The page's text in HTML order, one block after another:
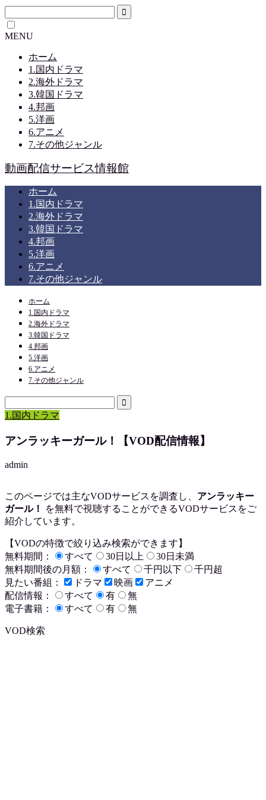
MENU
ホーム
1.国内ドラマ
2.海外ドラマ
3.韓国ドラマ
4.邦画
5.洋画
6.アニメ
7.その他ジャンル
動画配信サービス情報館
ホーム
1.国内ドラマ
2.海外ドラマ
3.韓国ドラマ
4.邦画
5.洋画
6.アニメ
7.その他ジャンル
ホーム
1.国内ドラマ
2.海外ドラマ
3.韓国ドラマ
4.邦画
5.洋画
6.アニメ
7.その他ジャンル
1.国内ドラマ
アンラッキーガール！【VOD配信情報】
admin
このページでは主なVODサービスを調査し、 アンラッキー
ガール！
を無料で視聴することができるVODサービスをご
紹介しています。
【VODの特徴で絞り込み検索ができます】
無料期間：
すべて 30日以上
30日未満
無料期間後の月額：
すべて 千円以下
千円超
見たい番組：
ドラマ 映画
アニメ
配信情報：
すべて 有
無
電子書籍：
すべて 有 無
VOD検索